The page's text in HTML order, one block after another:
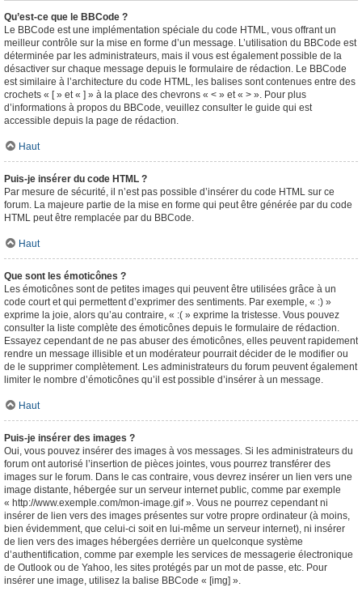
Qu’est-ce que le BBCode ?
Le BBCode est une implémentation spéciale du code HTML, vous offrant un
meilleur contrôle sur la mise en forme d’un message. L’utilisation du BBCode est
déterminée par les administrateurs, mais il vous est également possible de la
désactiver sur chaque message depuis le formulaire de rédaction. Le BBCode
est similaire à l’architecture du code HTML, les balises sont contenues entre des
crochets « [ » et « ] » à la place des chevrons « < » et « > ». Pour plus
d’informations à propos du BBCode, veuillez consulter le guide qui est
accessible depuis la page de rédaction.
Haut
Puis-je insérer du code HTML ?
Par mesure de sécurité, il n’est pas possible d’insérer du code HTML sur ce
forum. La majeure partie de la mise en forme qui peut être générée par du code
HTML peut être remplacée par du BBCode.
Haut
Que sont les émoticônes ?
Les émoticônes sont de petites images qui peuvent être utilisées grâce à un
code court et qui permettent d’exprimer des sentiments. Par exemple, « :) »
exprime la joie, alors qu’au contraire, « :( » exprime la tristesse. Vous pouvez
consulter la liste complète des émoticônes depuis le formulaire de rédaction.
Essayez cependant de ne pas abuser des émoticônes, elles peuvent rapidement
rendre un message illisible et un modérateur pourrait décider de le modifier ou
de le supprimer complètement. Les administrateurs du forum peuvent également
limiter le nombre d’émoticônes qu’il est possible d’insérer à un message.
Haut
Puis-je insérer des images ?
Oui, vous pouvez insérer des images à vos messages. Si les administrateurs du
forum ont autorisé l’insertion de pièces jointes, vous pourrez transférer des
images sur le forum. Dans le cas contraire, vous devrez insérer un lien vers une
image distante, hébergée sur un serveur internet public, comme par exemple
« http://www.exemple.com/mon-image.gif ». Vous ne pourrez cependant ni
insérer de lien vers des images présentes sur votre propre ordinateur (à moins,
bien évidemment, que celui-ci soit en lui-même un serveur internet), ni insérer
de lien vers des images hébergées derrière un quelconque système
d’authentification, comme par exemple les services de messagerie électronique
de Outlook ou de Yahoo, les sites protégés par un mot de passe, etc. Pour
insérer une image, utilisez la balise BBCode « [img] ».